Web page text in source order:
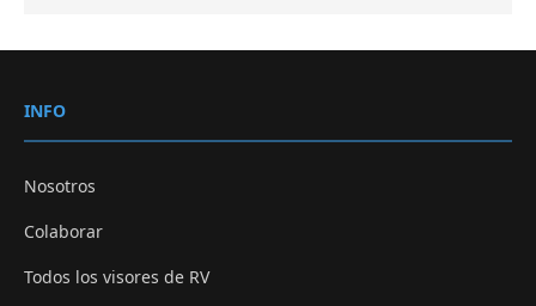
INFO
Nosotros
Colaborar
Todos los visores de RV